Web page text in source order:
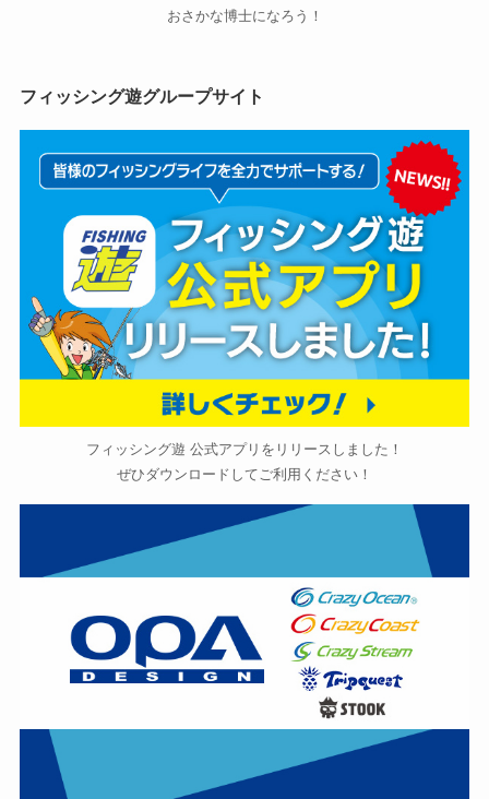
おさかな博士になろう！
フィッシング遊グループサイト
フィッシング遊 公式アプリをリリースしました！
ぜひダウンロードしてご利用ください！